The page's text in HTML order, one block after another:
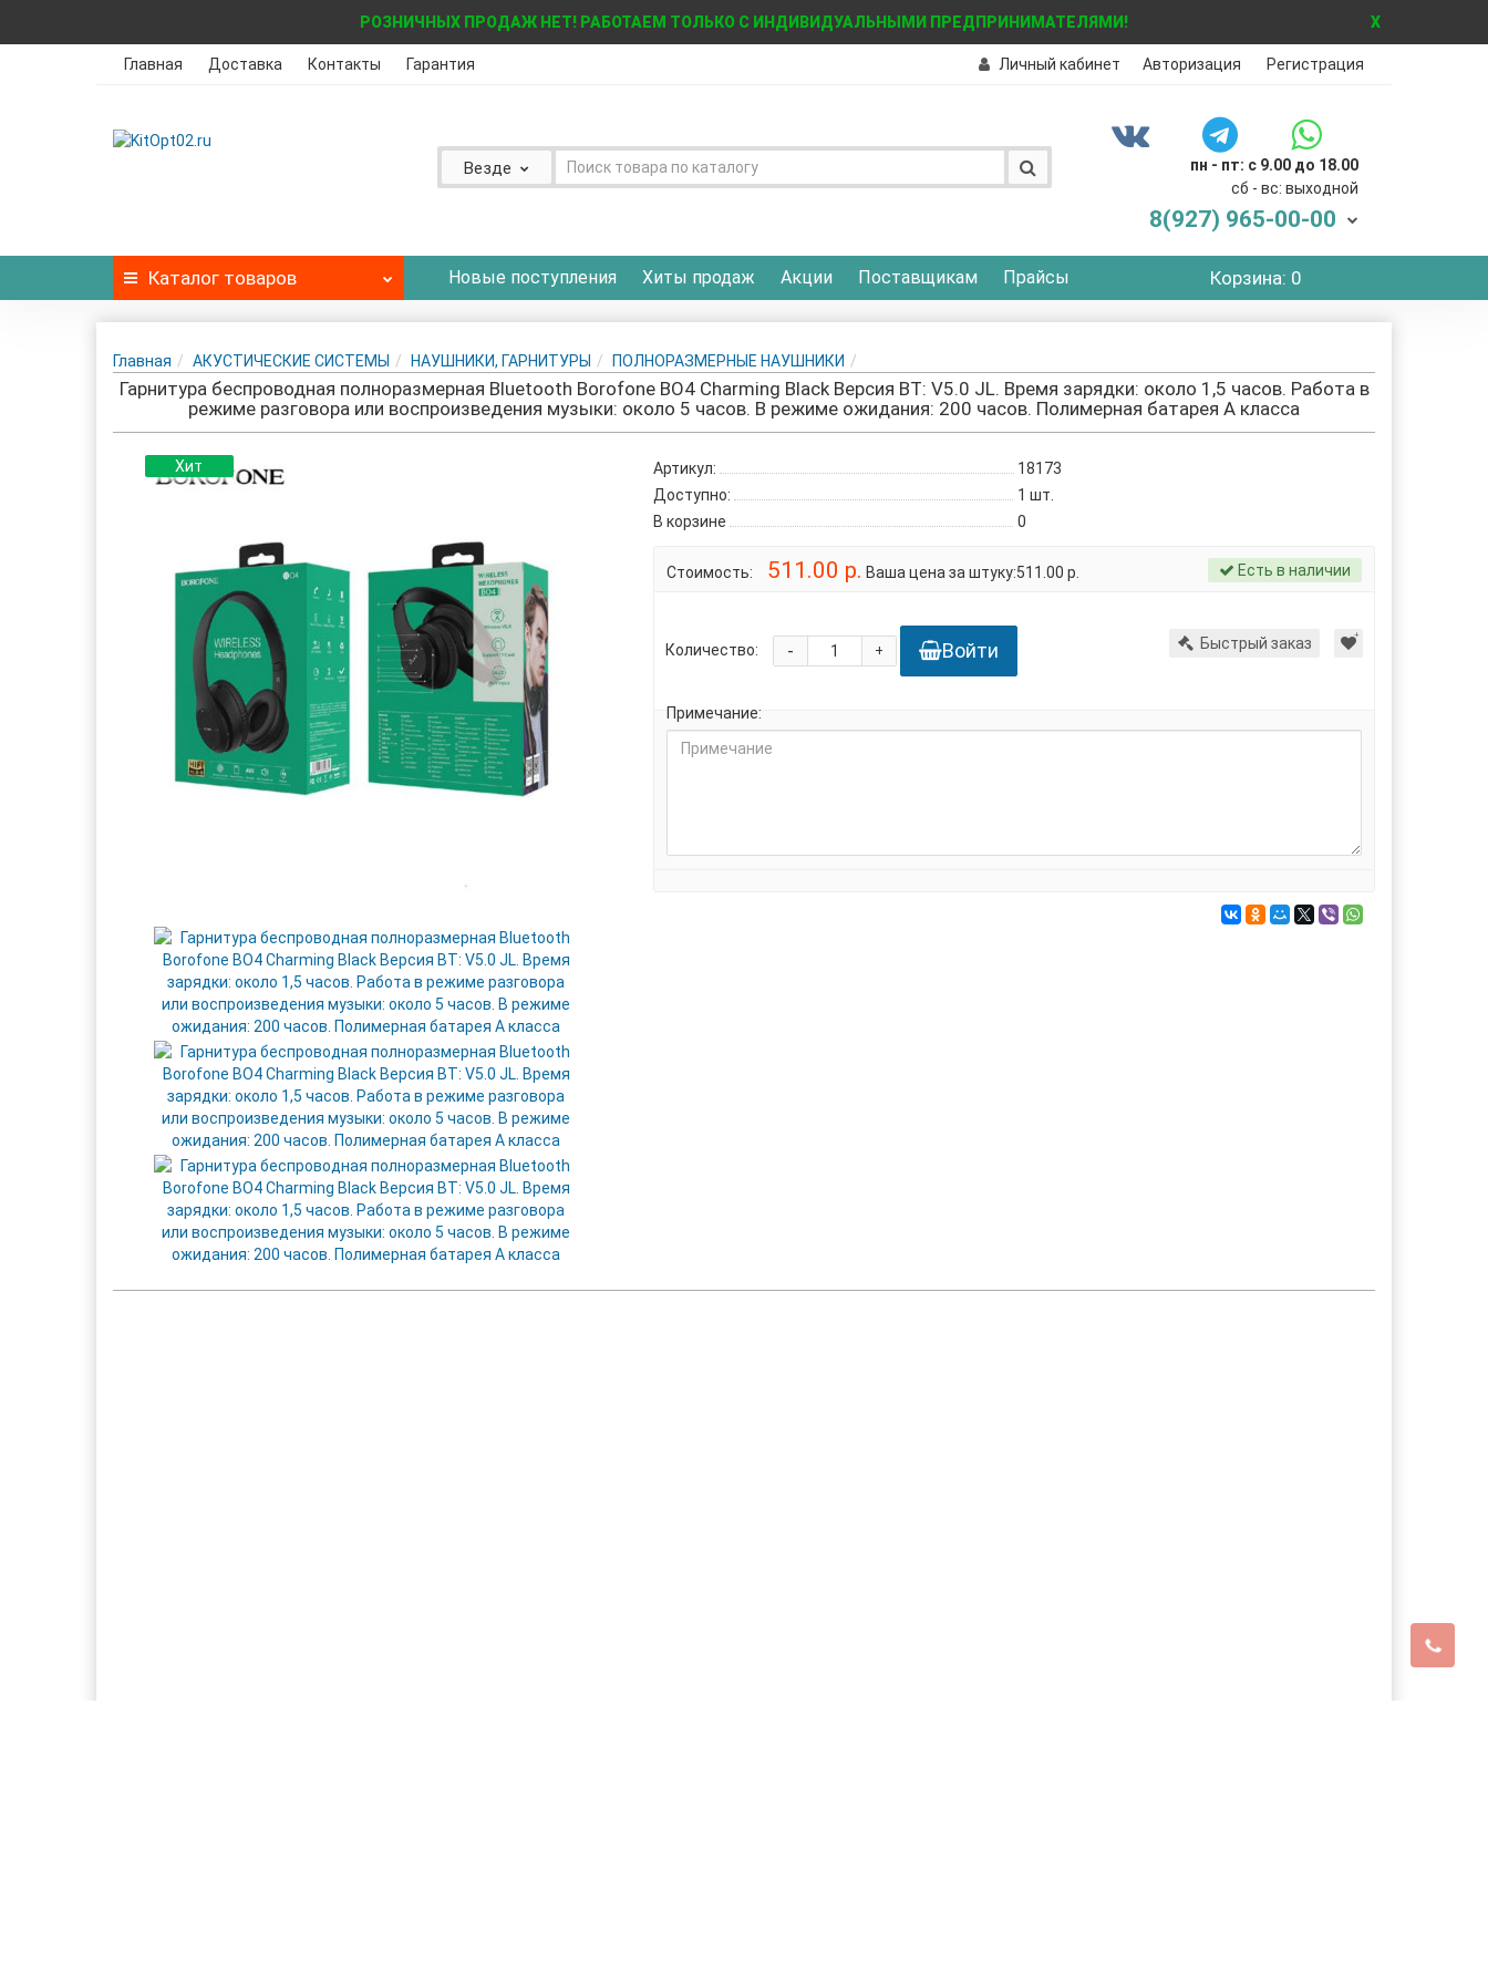
РОЗНИЧНЫХ ПРОДАЖ НЕТ! РАБОТАЕМ ТОЛЬКО С ИНДИВИДУАЛЬНЫМИ ПРЕДПРИНИМАТЕЛЯМИ! X
Главная Доставка Контакты Гарантия Личный кабинет Авторизация Регистрация
Везде
пн - пт: с 9.00 до 18.00
сб - вс: выходной
8(927) 965-00-00
Каталог товаров Новые поступления Хиты продаж Акции Поставщикам Прайсы Корзина: 0
Главная АКУСТИЧЕСКИЕ СИСТЕМЫ НАУШНИКИ, ГАРНИТУРЫ ПОЛНОРАЗМЕРНЫЕ НАУШНИКИ
Гарнитура беспроводная полноразмерная Bluetooth Borofone BO4 Charming Black Версия BT: V5.0 JL. Время зарядки: около 1,5 часов. Работа в
режиме разговора или воспроизведения музыки: около 5 часов. В режиме ожидания: 200 часов. Полимерная батарея А класса
Хит Артикул:
18173
Доступно:
1 шт.
В корзине
0
Стоимость: 511.00 р. Ваша цена за штуку:511.00 р. Есть в наличии
Количество: +
- Войти Быстрый заказ
Примечание: